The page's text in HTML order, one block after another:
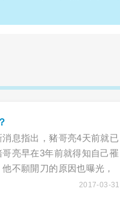
息指出，豬哥亮4天前就已
亮早在3年前就得知自己罹
不願開刀的原因也曝光，
也因為開刀位置接近肛門，
2017-03-31